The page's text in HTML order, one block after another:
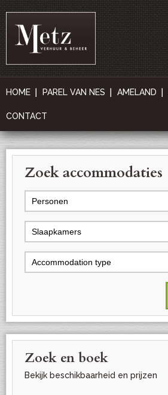
HOME PAREL VAN NES AMELAND
CONTACT
Zoek accommodaties
Zoek en boek
Bekijk beschikbaarheid en prijzen